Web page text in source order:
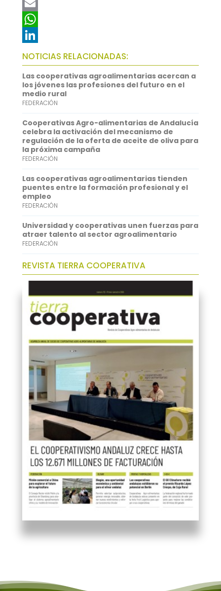
a
c
e
b
o
o
k
T
w
t
t
e
r
E
m
a
i
l
W
h
a
t
s
A
p
p
L
i
n
k
e
d
I
n
NOTICIAS RELACIONADAS:
Las cooperativas agroalimentarias acercan a
los jóvenes las profesiones del futuro en el
medio rural
FEDERACIÓN
Cooperativas Agro-alimentarias de Andalucía
celebra la activación del mecanismo de
regulación de la oferta de aceite de oliva para
la próxima campaña
FEDERACIÓN
Las cooperativas agroalimentarias tienden
puentes entre la formación profesional y el
empleo
FEDERACIÓN
Universidad y cooperativas unen fuerzas para
atraer talento al sector agroalimentario
FEDERACIÓN
REVISTA TIERRA COOPERATIVA